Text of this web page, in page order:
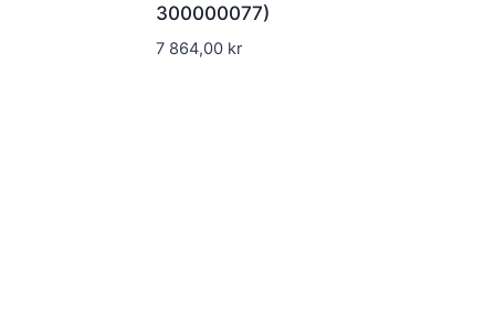
300000077)
7 864,00 kr